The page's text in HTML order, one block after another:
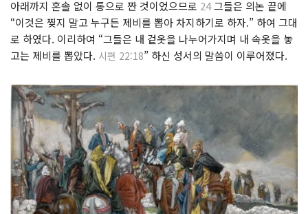
아래까지 혼솔 없이 통으로 짠 것이었으므로 24그들은 의논 끝에
“이것은 찢지 말고 누구든 제비를 뽑아 차지하기로 하자.” 하여 그대
로 하였다. 이리하여 “그들은 내 겉옷을 나누어가지며 내 속옷을 놓
고는 제비를 뽑았다. 시편 22:18” 하신 성서의 말씀이 이루어졌다.